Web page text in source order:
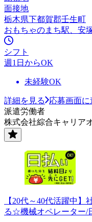
面接地
栃木県下都賀郡壬生町
おもちゃのまち駅、安
シフト
週1日からOK
未経験OK
詳細を見る
応募画面に
派遣労働者
株式会社綜合キャリア
【20代～40代活躍中
る☆機械オペレーター/